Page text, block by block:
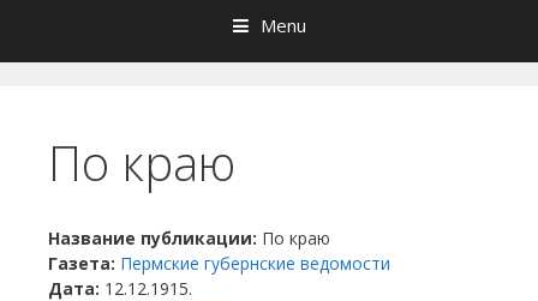
Menu
По краю
Название публикации: По краю
Газета: Пермские губернские ведомости
Дата: 12.12.1915.